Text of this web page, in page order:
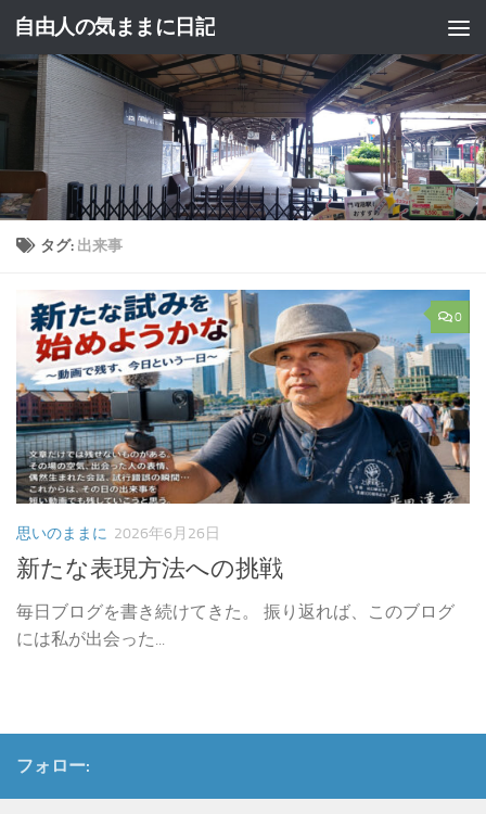
コンテンツへスキップ
自由人の気ままに日記
タグ: 出来事
0
思いのままに 2026年6月26日
新たな表現方法への挑戦
毎日ブログを書き続けてきた。 振り返れば、このブログ
には私が出会った...
フォロー: